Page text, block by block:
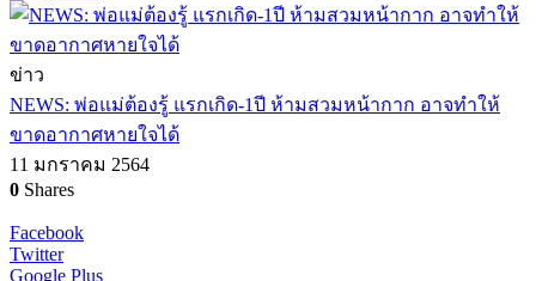
ข่าว
NEWS: พ่อแม่ต้องรู้ แรกเกิด-1ปี ห้ามสวมหน้ากาก อาจทำให้
ขาดอากาศหายใจได้
11 มกราคม 2564
0 Shares
Facebook
Twitter
Google Plus